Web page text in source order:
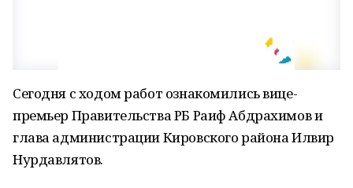
Сегодня с ходом работ ознакомились вице-
премьер Правительства РБ Раиф Абдрахимов и
глава администрации Кировского района Илвир
Нурдавлятов.